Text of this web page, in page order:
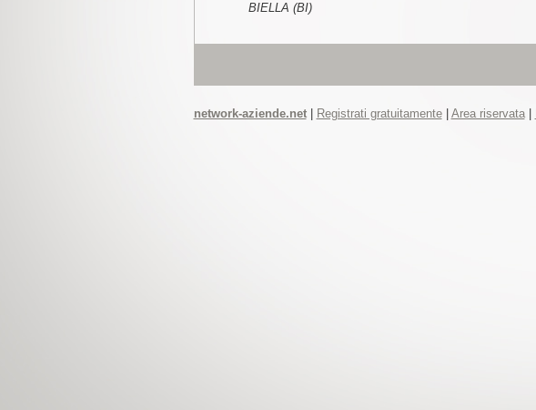
BIELLA (BI)
network-aziende.net| Registrati gratuitamente| Area riservata|